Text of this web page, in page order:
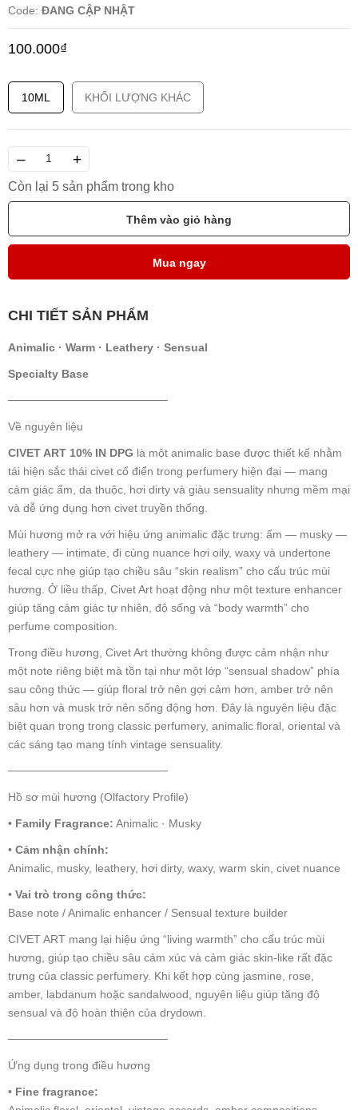
Code: ĐANG CẬP NHẬT
100.000₫
10ML KHỐI LƯỢNG KHÁC
– +
Còn lại 5 sản phẩm trong kho
Thêm vào giỏ hàng
Mua ngay
CHI TIẾT SẢN PHẨM
Animalic · Warm · Leathery · Sensual
Specialty Base
────────────────────
Về nguyên liệu
CIVET ART 10% IN DPG là một animalic base được thiết kế nhằm
tái hiện sắc thái civet cổ điển trong perfumery hiện đại — mang
cảm giác ấm, da thuộc, hơi dirty và giàu sensuality nhưng mềm mại
và dễ ứng dụng hơn civet truyền thống.
Mùi hương mở ra với hiệu ứng animalic đặc trưng: ấm — musky —
leathery — intimate, đi cùng nuance hơi oily, waxy và undertone
fecal cực nhẹ giúp tạo chiều sâu “skin realism” cho cấu trúc mùi
hương. Ở liều thấp, Civet Art hoạt động như một texture enhancer
giúp tăng cảm giác tự nhiên, độ sống và “body warmth” cho
perfume composition.
Trong điều hương, Civet Art thường không được cảm nhận như
một note riêng biệt mà tồn tại như một lớp “sensual shadow” phía
sau công thức — giúp floral trở nên gợi cảm hơn, amber trở nên
sâu hơn và musk trở nên sống động hơn. Đây là nguyên liệu đặc
biệt quan trọng trong classic perfumery, animalic floral, oriental và
các sáng tạo mang tính vintage sensuality.
────────────────────
Hồ sơ mùi hương (Olfactory Profile)
• Family Fragrance: Animalic · Musky
• Cảm nhận chính:
Animalic, musky, leathery, hơi dirty, waxy, warm skin, civet nuance
• Vai trò trong công thức:
Base note / Animalic enhancer / Sensual texture builder
CIVET ART mang lại hiệu ứng “living warmth” cho cấu trúc mùi
hương, giúp tạo chiều sâu cảm xúc và cảm giác skin-like rất đặc
trưng của classic perfumery. Khi kết hợp cùng jasmine, rose,
amber, labdanum hoặc sandalwood, nguyên liệu giúp tăng độ
sensual và độ hoàn thiện của drydown.
────────────────────
Ứng dụng trong điều hương
• Fine fragrance: